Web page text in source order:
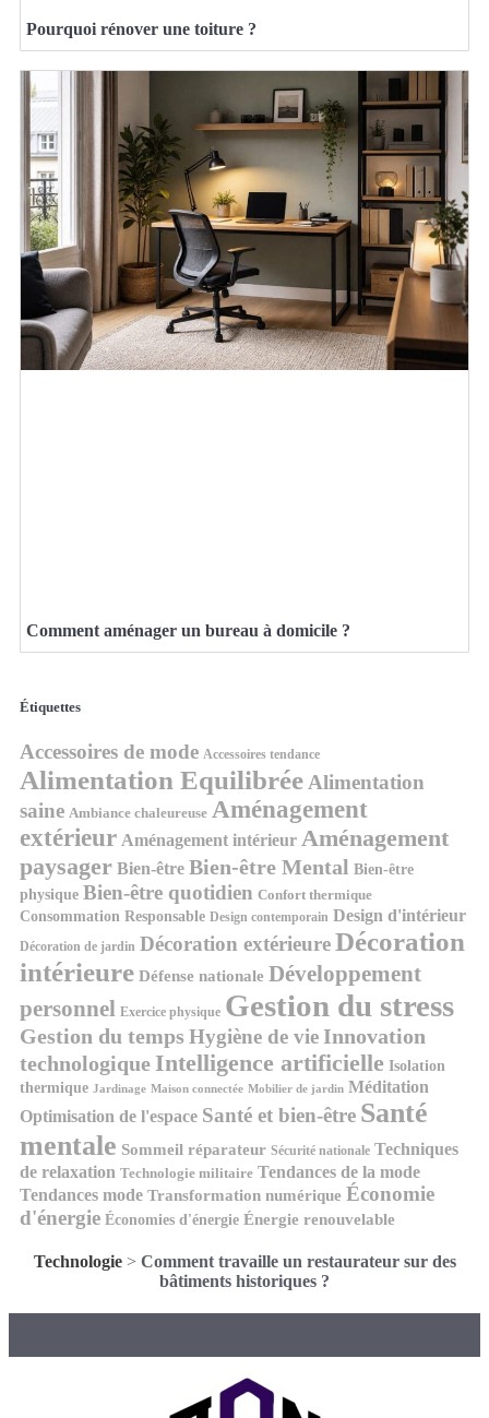
Pourquoi rénover une toiture ?
Comment aménager un bureau à domicile ?
Étiquettes
Accessoires de mode Accessoires tendance
Alimentation Equilibrée Alimentation
saine Ambiance chaleureuse Aménagement
extérieur Aménagement intérieur Aménagement
paysager Bien-être Bien-être Mental Bien-être
physique Bien-être quotidien Confort thermique
Consommation Responsable Design contemporain Design d'intérieur
Décoration de jardin Décoration extérieureDécoration
intérieure Défense nationale Développement
personnel Exercice physique Gestion du stress
Gestion du temps Hygiène de vie Innovation
technologique Intelligence artificielle Isolation
thermique Jardinage Maison connectée Mobilier de jardin Méditation
Optimisation de l'espace Santé et bien-être Santé
mentale Sommeil réparateur Sécurité nationale Techniques
de relaxation Technologie militaire Tendances de la mode
Tendances mode Transformation numérique Économie
d'énergie Économies d'énergie Énergie renouvelable
Technologie> Comment travaille un restaurateur sur des
bâtiments historiques ?